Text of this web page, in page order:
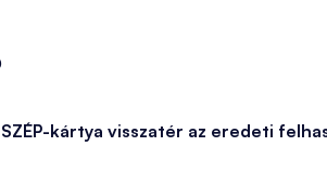
kártya visszatér az eredeti